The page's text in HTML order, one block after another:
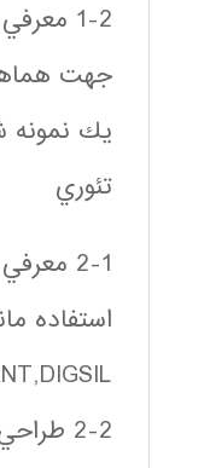
1-2
جهت
يك نمونه
تئوري
2-1
استفاده
2-2